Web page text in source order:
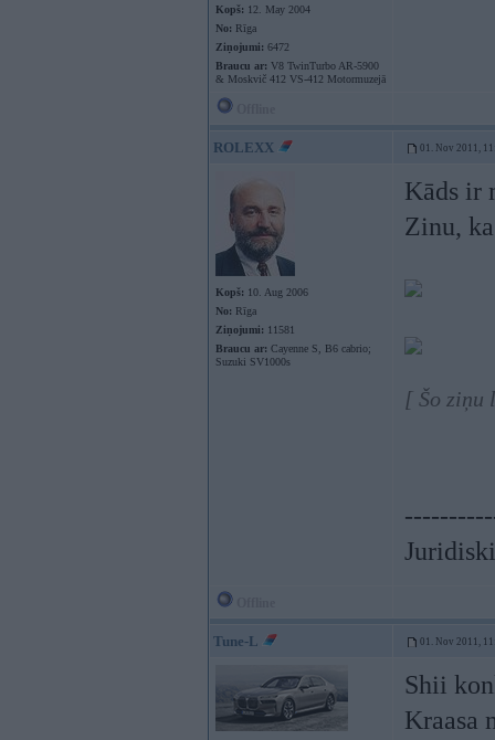
Kopš: 12. May 2004
No: Rīga
Ziņojumi: 6472
Braucu ar: V8 TwinTurbo AR-5900
& Moskvič 412 VS-412 Motormuzejā
ROLEXX 01. Nov 2011,
Kopš: 10. Aug 2006
No: Rīga
Ziņojumi: 11581
Braucu ar: Cayenne S, B6 cabrio;
Suzuki SV1000s
Kāds ir
Zinu,
[ Šo ziņu
Tune-L 01. Nov 2011,
Shii
Kraasa